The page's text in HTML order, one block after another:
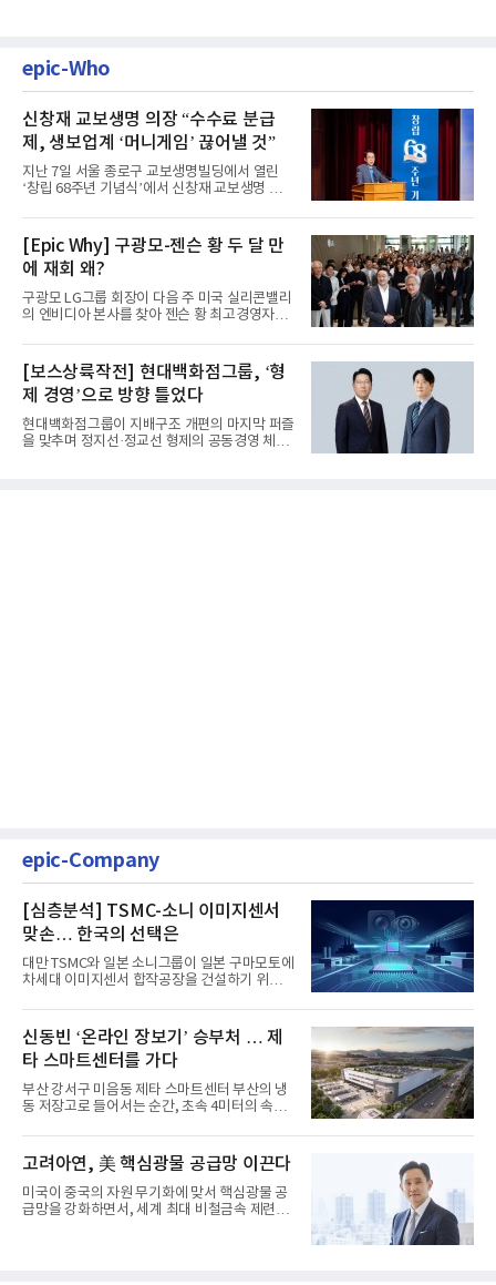
epic-Who
신창재 교보생명 의장 “수수료 분급
제, 생보업계 ‘머니게임’ 끊어낼 것”
지난 7일 서울 종로구 교보생명빌딩에서 열린
‘창립 68주년 기념식’에서 신창재 교보생명 대
[Epic Why] 구광모-젠슨 황 두 달 만
에 재회 왜?
구광모 LG그룹 회장이 다음 주 미국 실리콘밸리
의 엔비디아 본사를 찾아 젠슨 황 최고경영자
[보스상륙작전] 현대백화점그룹, ‘형
제 경영’으로 방향 틀었다
현대백화점그룹이 지배구조 개편의 마지막 퍼즐
을 맞추며 정지선·정교선 형제의 공동경영 체제
epic-Company
[심층분석] TSMC-소니 이미지센서
맞손… 한국의 선택은
대만 TSMC와 일본 소니그룹이 일본 구마모토에
차세대 이미지센서 합작공장을 건설하기 위해
신동빈 ‘온라인 장보기’ 승부처 … 제
타 스마트센터를 가다
부산 강서구 미음동 제타 스마트센터 부산의 냉
동 저장고로 들어서는 순간, 초속 4미터의 속도
고려아연, 美 핵심광물 공급망 이끈다
미국이 중국의 자원 무기화에 맞서 핵심광물 공
급망을 강화하면서, 세계 최대 비철금속 제련기